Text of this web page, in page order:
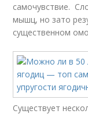
самочувствие.
мышц, но зато
существенном
Существует